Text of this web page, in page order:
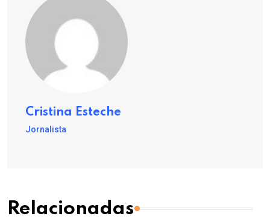
Cristina Esteche
Jornalista
Relacionadas